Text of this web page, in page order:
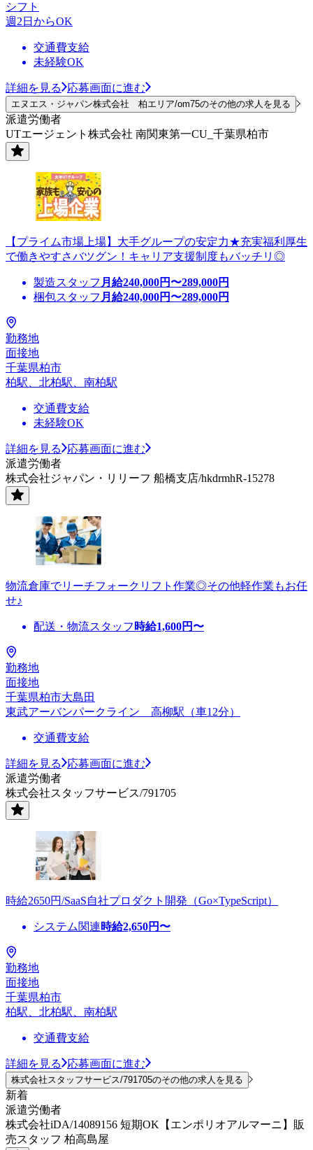
シフト
週2日からOK
交通費支給
未経験OK
詳細を見る 応募画面に進む
エヌエス・ジャパン株式会社 柏エリア/om75のその他の求人を見る
派遣労働者
UTエージェント株式会社 南関東第一CU_千葉県柏市
【プライム市場上場】大手グループの安定力★充実福利厚生
で働きやすさバツグン！キャリア支援制度もバッチリ◎
製造スタッフ 月給240,000円〜289,000円
梱包スタッフ 月給240,000円〜289,000円
勤務地
面接地
千葉県柏市
柏駅、北柏駅、南柏駅
交通費支給
未経験OK
詳細を見る
応募画面に進む
派遣労働者
株式会社ジャパン・リリーフ 船橋支店/hkdrmhR-15278
物流倉庫でリーチフォークリフト作業◎その他軽作業もお任
せ♪
配送・物流スタッフ 時給1,600円〜
勤務地
面接地
千葉県柏市大島田
東武アーバンパークライン 高柳駅（車12分）
交通費支給
詳細を見る
応募画面に進む
派遣労働者
株式会社スタッフサービス/791705
時給2650円/SaaS自社プロダクト開発（Go×TypeScript）
システム関連時給2,650円〜
勤務地
面接地
千葉県柏市
柏駅、北柏駅、南柏駅
交通費支給
詳細を見る 応募画面に進む
株式会社スタッフサービス/791705のその他の求人を見る
新着
派遣労働者
株式会社iDA/14089156 短期OK【エンポリオアルマーニ】販
売スタッフ 柏高島屋